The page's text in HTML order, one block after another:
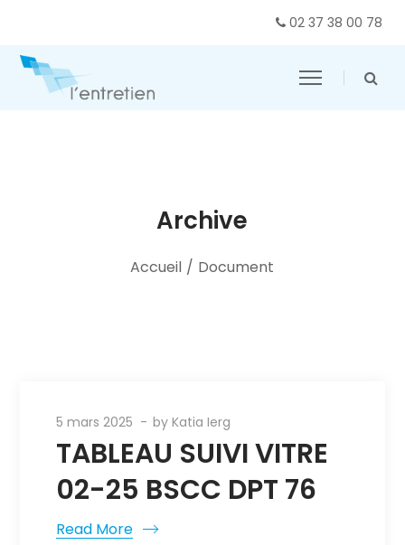
02 37 38 00 78
Archive
Accueil / Document
5 mars 2025 byKatia Ierg
TABLEAU SUIVI VITRE
02-25 BSCC DPT 76
Read More